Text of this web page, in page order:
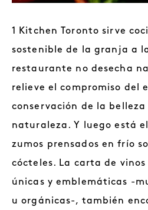
1 Kitchen Toronto sirve
sostenible de la granja a la
restaurante no desecha
relieve el compromiso del
conservación de la
naturaleza. Y luego está
zumos prensados en frío
cócteles. La carta de
únicas y emblemáticas -
u orgánicas-, también